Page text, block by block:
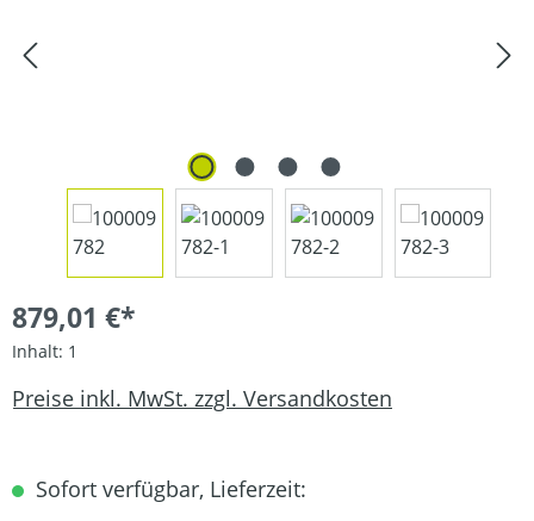
879,01 €*
Inhalt: 1
Preise inkl. MwSt. zzgl. Versandkosten
Sofort verfügbar, Lieferzeit: